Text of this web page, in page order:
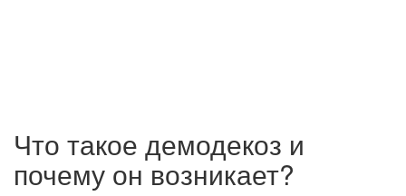
Что такое демодекоз и
почему он возникает?